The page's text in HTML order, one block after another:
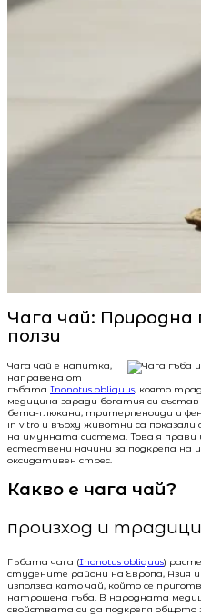
Чага чай: Природна
ползи
Чага чай е напитка,
направена от
гъбата Inonotus obliquus, която
медицина заради богатия си
бета-глюкани, тритерпеноиди и
in vitro и върху животни са
на имунната система. Това я
естествени начини за подкрепа
оксидативен стрес.
Какво е чага чай?
произход и
Гъбата чага (Inonotus obliquus)
студените райони на Европа, Азия
използва като чай, който се
натрошена гъба. В народната
свойствата си да подкрепя